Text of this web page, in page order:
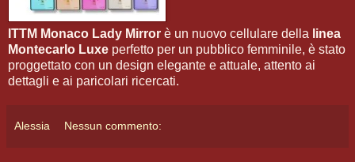
ITTM Monaco Lady Mirror è un nuovo cellulare della linea
Montecarlo Luxe perfetto per un pubblico femminile, è stato
proggettato con un design elegante e attuale, attento ai
dettagli e ai paricolari ricercati.
Alessia Nessun commento: